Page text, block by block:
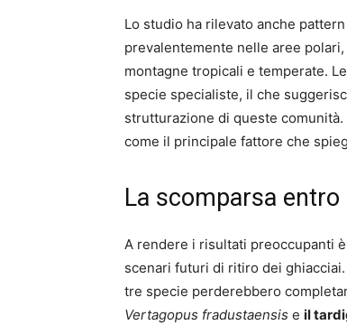
Lo studio ha rilevato anche
prevalentemente nelle aree
montagne tropicali e temperate.
specie specialiste, il che
strutturazione di queste
come il principale fattore che
La scomparsa entro
A rendere i risultati preoccupanti
scenari futuri di ritiro dei
tre specie perderebbero
Vertagopus fradustaensis e il